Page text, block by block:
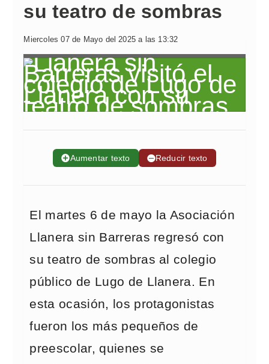
su teatro de sombras
Miercoles 07 de Mayo del 2025 a las 13:32
➕Aumentar texto ➖Reducir texto
El martes 6 de mayo la Asociación
Llanera sin Barreras regresó con
su teatro de sombras al colegio
público de Lugo de Llanera. En
esta ocasión, los protagonistas
fueron los más pequeños de
preescolar, quienes se